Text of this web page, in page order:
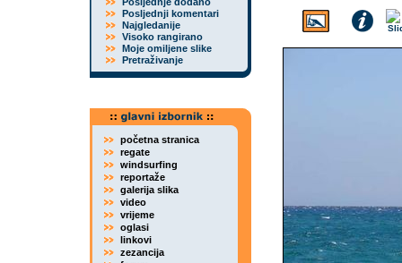
Posljednji komentari
Najgledanije
Visoko rangirano
Moje omiljene slike
Pretraživanje
početna stranica
regate
windsurfing
reportaže
galerija slika
video
vrijeme
oglasi
linkovi
zezancija